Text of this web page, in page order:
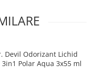
Devil Odorizant Lichid
3in1 Polar Aqua 3x55 ml